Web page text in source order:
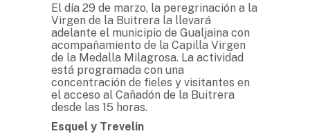
El día 29 de marzo, la peregrinación a la
Virgen de la Buitrera la llevará
adelante el municipio de Gualjaina con
acompañamiento de la Capilla Virgen
de la Medalla Milagrosa. La actividad
está programada con una
concentración de fieles y visitantes en
el acceso al Cañadón de la Buitrera
desde las 15 horas.
Esquel y Trevelin